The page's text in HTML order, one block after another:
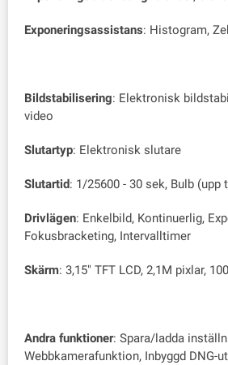
Exponeringsassistans: Histogram,
Bildstabilisering: Elektronisk
video
Slutartyp: Elektronisk slutare
Slutartid: 1/25600 - 30 sek, Bulb (upp
Drivlägen: Enkelbild, Kontinuerlig,
Fokusbracketing, Intervalltimer
Skärm: 3,15" TFT LCD, 2,1M pixlar,
Andra funktioner: Spara/ladda
Webbkamerafunktion, Inbyggd DNG-